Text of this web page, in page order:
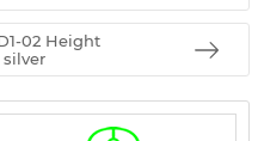
02 Height